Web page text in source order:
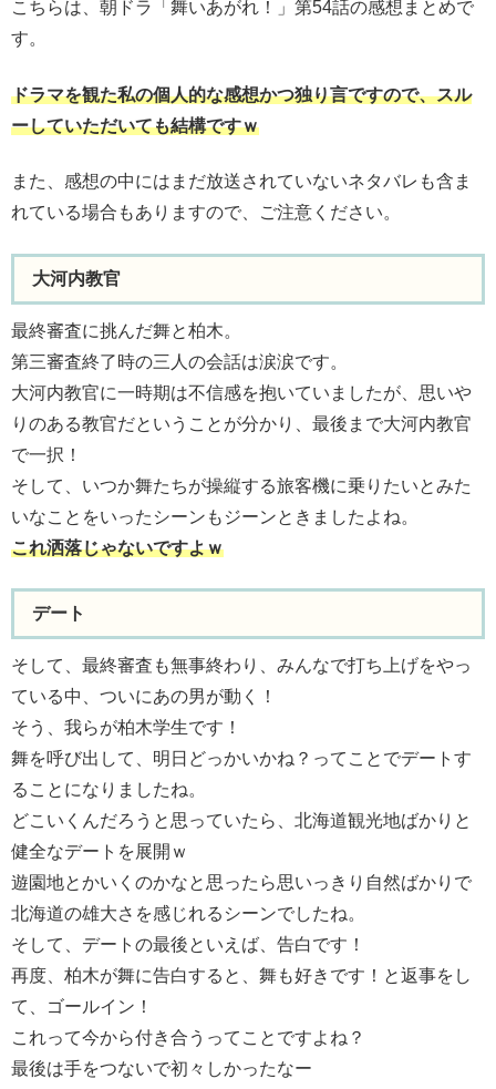
こちらは、朝ドラ「舞いあがれ！」第54話の感想まとめで
す。
ドラマを観た私の個人的な感想かつ独り言ですので、スル
ーしていただいても結構ですｗ
また、感想の中にはまだ放送されていないネタバレも含ま
れている場合もありますので、ご注意ください。
大河内教官
最終審査に挑んだ舞と柏木。
第三審査終了時の三人の会話は涙涙です。
大河内教官に一時期は不信感を抱いていましたが、思いや
りのある教官だということが分かり、最後まで大河内教官
で一択！
そして、いつか舞たちが操縦する旅客機に乗りたいとみた
いなことをいったシーンもジーンときましたよね。
これ洒落じゃないですよｗ
デート
そして、最終審査も無事終わり、みんなで打ち上げをやっ
ている中、ついにあの男が動く！
そう、我らが柏木学生です！
舞を呼び出して、明日どっかいかね？ってことでデートす
ることになりましたね。
どこいくんだろうと思っていたら、北海道観光地ばかりと
健全なデートを展開ｗ
遊園地とかいくのかなと思ったら思いっきり自然ばかりで
北海道の雄大さを感じれるシーンでしたね。
そして、デートの最後といえば、告白です！
再度、柏木が舞に告白すると、舞も好きです！と返事をし
て、ゴールイン！
これって今から付き合うってことですよね？
最後は手をつないで初々しかったなー